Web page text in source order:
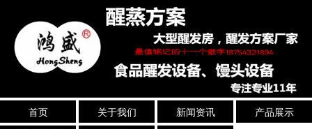
首页 关于我们 新闻资讯
产品展示